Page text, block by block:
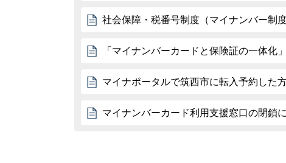
社会保障・税番号制度（マイナンバー制度
「マイナンバーカードと保険証の一体化
マイナポータルで筑西市に転入予約した
マイナンバーカード利用支援窓口の閉鎖